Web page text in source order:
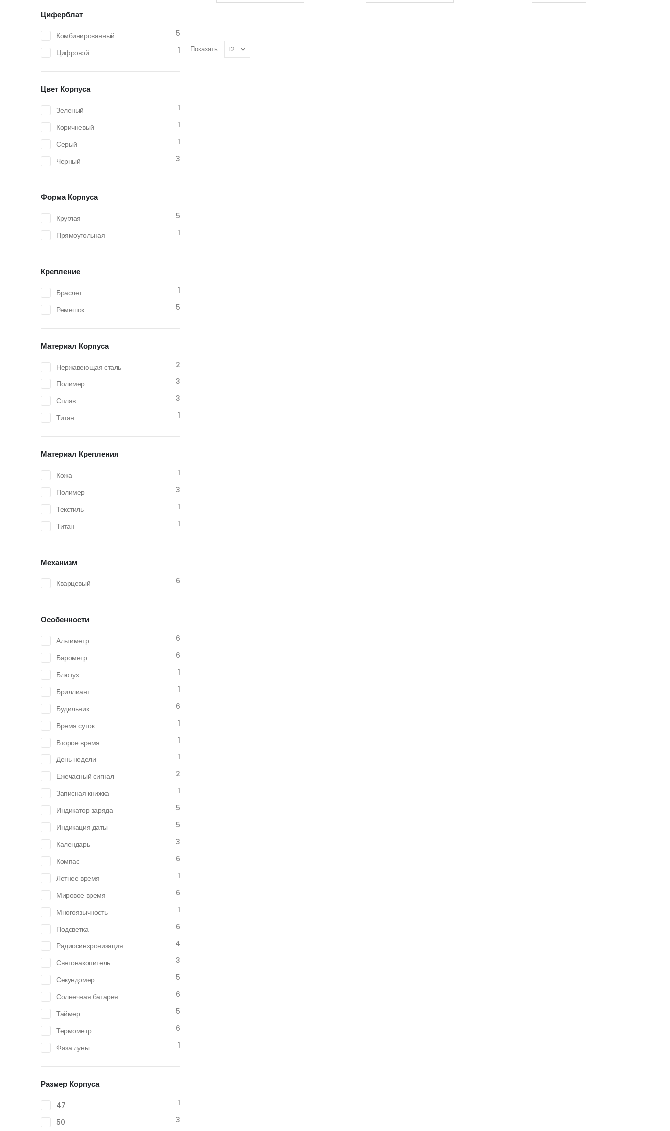
Показать:
Циферблат
Комбинированный
5
Цифровой
1
Цвет Корпуса
Зеленый
1
Коричневый
1
Серый
1
Черный
3
Форма Корпуса
Круглая
5
Прямоугольная
1
Крепление
Браслет
1
Ремешок
5
Материал Корпуса
Нержавеющая сталь
2
Полимер
3
Сплав
3
Титан
1
Материал Крепления
Кожа
1
Полимер
3
Текстиль
1
Титан
1
Механизм
Кварцевый 6
Особенности
Альтиметр
6
Барометр
6
Блютуз
1
Бриллиант
1
Будильник
6
Время суток
1
Второе время
1
День недели
1
Ежечасный сигнал
2
Записная книжка
1
Индикатор заряда
5
Индикация даты
5
Календарь
3
Компас
6
Летнее время
1
Мировое время
6
Многоязычность
1
Подсветка
6
Радиосинхронизация
4
Светонакопитель
3
Секундомер
5
Солнечная батарея
6
Таймер
5
Термометр
6
Фаза луны
1
Размер Корпуса
47
1
50
3